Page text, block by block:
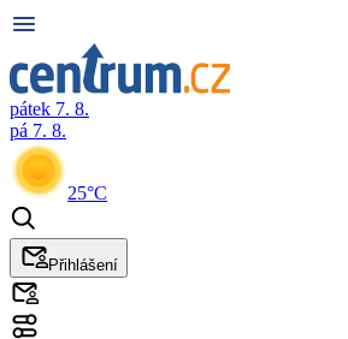
pátek 7. 8.
pá 7. 8.
25°C
Přihlášení